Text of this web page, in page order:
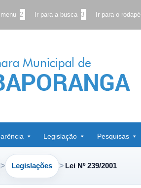
2 Ir para a busca 3 Ir para o rodapé
Legislação Pesquisas
Legislações Lei Nº 239/2001